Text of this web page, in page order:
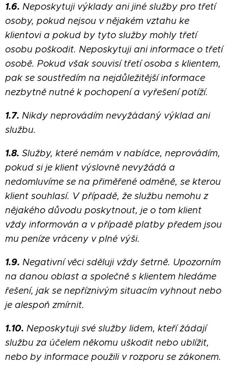
1.6. Neposkytuji výklady ani jiné služby pro třetí
osoby, pokud nejsou v nějakém vztahu ke
klientovi a pokud by tyto služby mohly třetí
osobu poškodit. Neposkytuji ani informace o třetí
osobě. Pokud však souvisí třetí osoba s klientem,
pak se soustředím na nejdůležitější informace
nezbytně nutné k pochopení a vyřešení potíží.
1.7. Nikdy neprovádím nevyžádaný výklad ani
službu.
1.8. Služby, které nemám v nabídce, neprovádím,
pokud si je klient výslovně nevyžádá a
nedomluvíme se na přiměřené odměně, se kterou
klient souhlasí. V případě, že službu nemohu z
nějakého důvodu poskytnout, je o tom klient
vždy informován a v případě platby předem jsou
mu peníze vráceny v plné výši.
1.9. Negativní věci sděluji vždy šetrně. Upozorním
na danou oblast a společně s klientem hledáme
řešení, jak se nepříznivým situacím vyhnout nebo
je alespoň zmírnit.
1.10. Neposkytuji své služby lidem, kteří žádají
službu za účelem někomu uškodit nebo ublížit,
nebo by informace použili v rozporu se zákonem.